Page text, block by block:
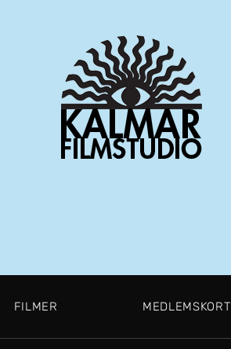
FILMER MEDLEMSKORT